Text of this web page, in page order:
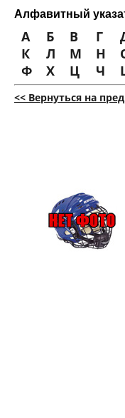
Алфавитный
А Б В Г
К
Л М Н
Ф
Х Ц Ч
<< Вернуться на